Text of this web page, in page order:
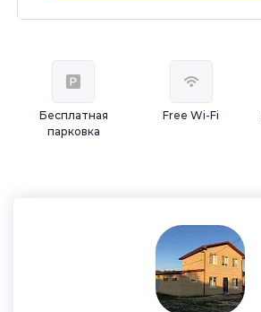
Бесплатная
парковка
Free Wi-Fi